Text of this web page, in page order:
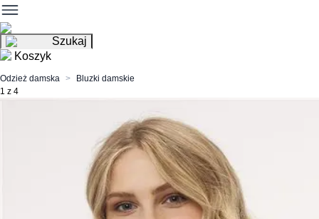
Szukaj
Koszyk
Odzież damska
Bluzki damskie
1 z 4